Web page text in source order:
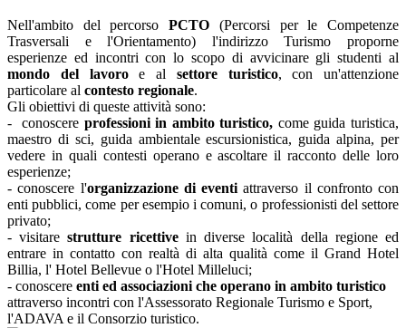
Nell'ambito del percorsoPCTO (Percorsi per le Competenze
Trasversali e l'Orientamento) l'indirizzo Turismo proporne
esperienze ed incontri con lo scopo di avvicinare gli studenti al
mondo del lavoroe al settore turistico, con un'attenzione
particolare al contesto regionale.
Gli obiettivi di queste attività sono:
- conoscere professioni in ambito turistico, come guida turistica,
maestro di sci, guida ambientale escursionistica, guida alpina, per
vedere in quali contesti operano e ascoltare il racconto delle loro
esperienze;
- conoscere l'organizzazione di eventiattraverso il confronto con
enti pubblici, come per esempio i comuni, o professionisti del settore
privato;
- visitarestrutture ricettivein diverse località della regione ed
entrare in contatto con realtà di alta qualità come il Grand Hotel
Billia, l' Hotel Bellevue o l'Hotel Milleluci;
- conoscere enti ed associazioni che operano in ambito turistico
attraverso incontri con l'Assessorato Regionale Turismo e Sport,
l'ADAVA e il Consorzio turistico.